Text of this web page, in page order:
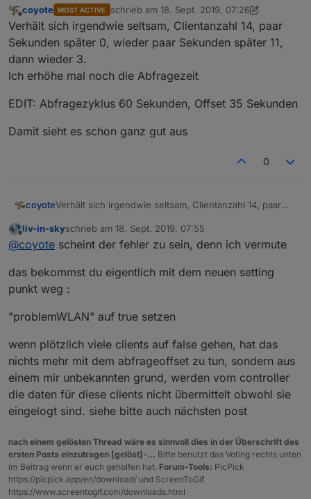
Offline
coyote MOST ACTIVE schrieb am 18. Sept. 2019, 07:26
zuletzt editiert von coyote
Verhält sich irgendwie seltsam, Clientanzahl 14, paar
Sekunden später 0, wieder paar Sekunden später 11,
dann wieder 3.
Ich erhöhe mal noch die Abfragezeit
EDIT: Abfragezyklus 60 Sekunden, Offset 35 Sekunden
Damit sieht es schon ganz gut aus
0
coyoteVerhält sich irgendwie seltsam, Clientanzahl 14, paar
dann wieder 3.
Ich erhöhe mal noch die Abfragezeit
EDIT: Abfragezyklus 60 Sekunden, Offset 35 Sekunden
Offline
liv-in-skyschrieb am 18. Sept. 2019, 07:55
zuletzt editiert von
@coyote scheint der fehler zu sein, denn ich vermute
das bekommst du eigentlich mit dem neuen setting
punkt weg :
"problemWLAN" auf true setzen
wenn plötzlich viele clients auf false gehen, hat das
nichts mehr mit dem abfrageoffset zu tun, sondern aus
einem mir unbekannten grund, werden vom controller
die daten für diese clients nicht übermittelt obwohl sie
eingelogt sind. siehe bitte auch nächsten post
nach einem gelösten Thread wäre es sinnvoll dies in der Überschrift des
ersten Posts einzutragen [gelöst]-... Bitte benutzt das Voting rechts unten
im Beitrag wenn er euch geholfen hat. Forum-Tools: PicPick
https://picpick.app/en/download/ und ScreenToGif
https://www.screentogif.com/downloads.html